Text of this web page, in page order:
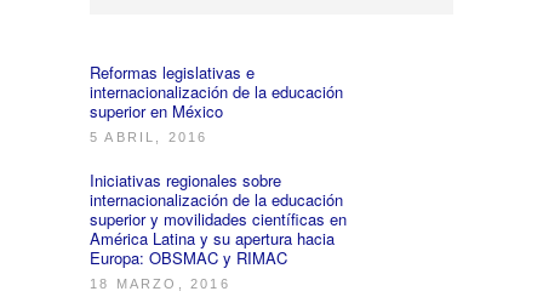
Reformas legislativas e
internacionalización de la educación
superior en México
5 ABRIL, 2016
Iniciativas regionales sobre
internacionalización de la educación
superior y movilidades científicas en
América Latina y su apertura hacia
Europa: OBSMAC y RIMAC
18 MARZO, 2016